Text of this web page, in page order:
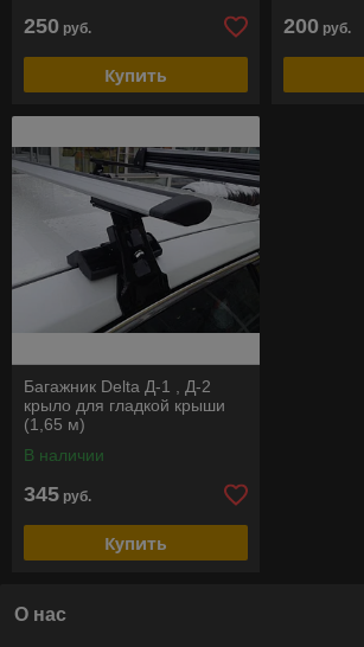
250 руб.
Купить
200 руб.
Багажник Delta Д-1 , Д-2
крыло для гладкой крыши
(1,65 м)
В наличии
345 руб.
Купить
О нас